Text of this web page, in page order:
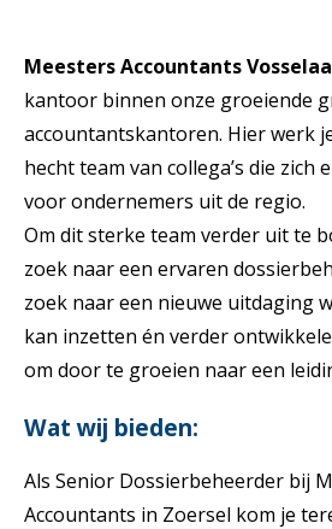
Meesters Accountants
kantoor binnen onze groeiende
accountantskantoren. Hier werk
hecht team van collega’s die zich
voor ondernemers uit de regio.
Om dit sterke team verder uit te
zoek naar een ervaren
zoek naar een nieuwe uitdaging
kan inzetten én verder
om door te groeien naar een
Wat wij bieden:
Als Senior Dossierbeheerder bij
Accountants in Zoersel kom je